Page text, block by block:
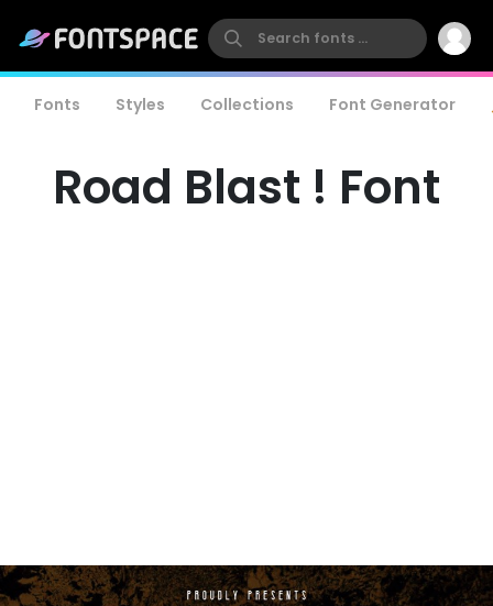
Fonts Styles Collections Font Generator
Road Blast ! Font